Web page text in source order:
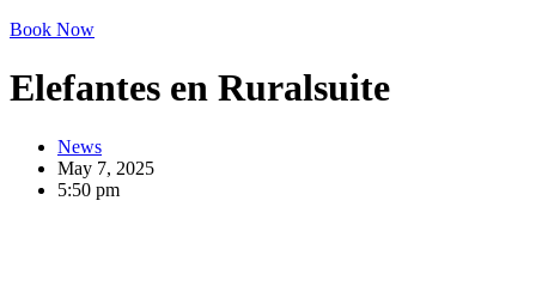
Book Now
Elefantes en Ruralsuite
News
May 7, 2025
5:50 pm